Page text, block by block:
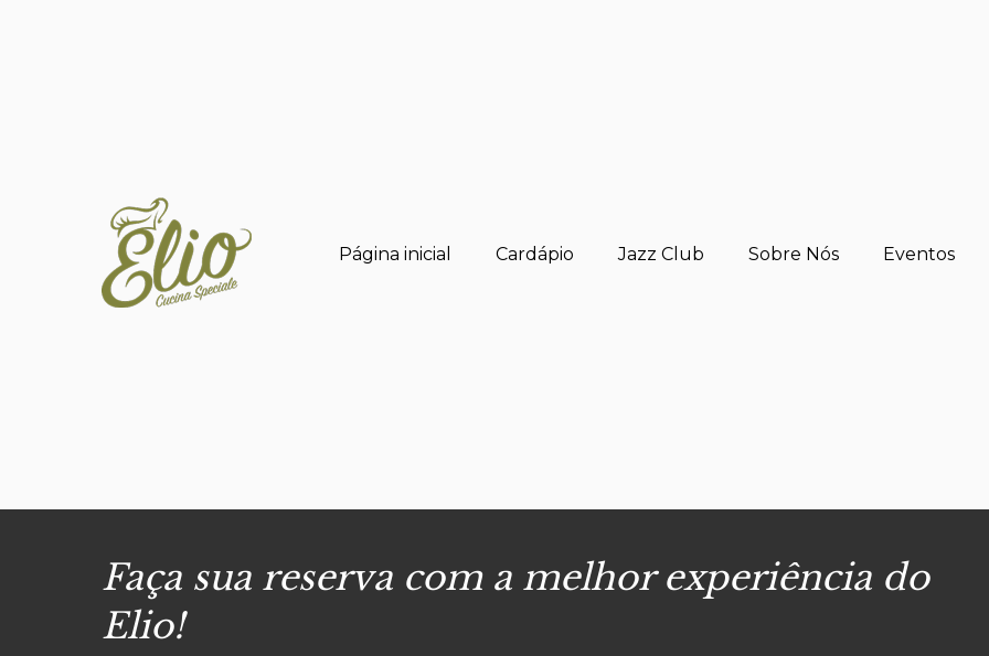
Página inicial Cardápio Jazz Club Sobre Nós Eventos
Faça sua reserva com a melhor experiência do
Elio!